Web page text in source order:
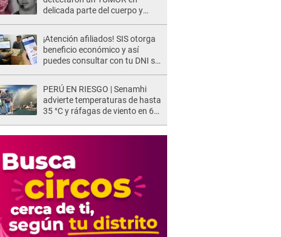
delicada parte del cuerpo y
¡Atención afiliados! SIS otorga
beneficio económico y así
puedes consultar con tu DNI si
PERÚ EN RIESGO | Senamhi
advierte temperaturas de hasta
35 °C y ráfagas de viento en 6